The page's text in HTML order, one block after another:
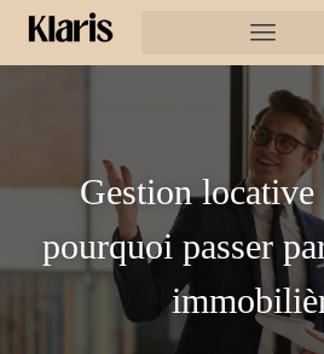
Gestion
pourquoi passer